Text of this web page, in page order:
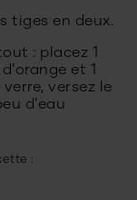
tiges en deux.
: placez 1
et 1
versez le
d’eau
: